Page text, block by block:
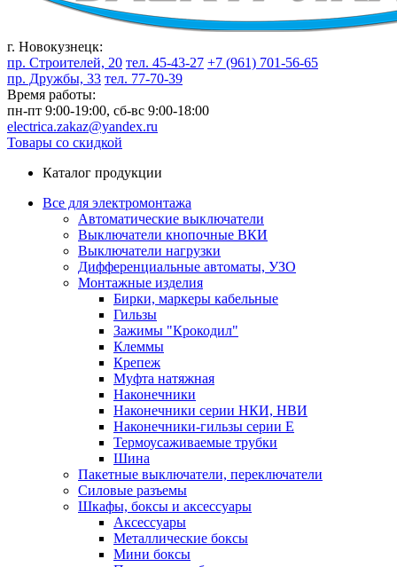
г. Новокузнецк:
пр. Строителей, 20 тел. 45-43-27 +7 (961) 701-56-65
пр. Дружбы, 33 тел. 77-70-39
Время работы:
пн-пт 9:00-19:00, сб-вс 9:00-18:00
electrica.zakaz@yandex.ru
Товары со скидкой
Каталог продукции
Все для электромонтажа
Автоматические выключатели
Выключатели кнопочные ВКИ
Выключатели нагрузки
Дифференциальные автоматы, УЗО
Монтажные изделия
Бирки, маркеры кабельные
Гильзы
Зажимы "Крокодил"
Клеммы
Крепеж
Муфта натяжная
Наконечники
Наконечники серии НКИ, НВИ
Наконечники-гильзы серии Е
Термоусаживаемые трубки
Шина
Пакетные выключатели, переключатели
Силовые разъемы
Шкафы, боксы и аксессуары
Аксессуары
Металлические боксы
Мини боксы